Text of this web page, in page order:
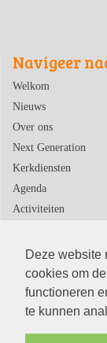
Deze website
cookies om
functioneren
te kunnen
Navigeer
Welkom
Nieuws
Over ons
Next Generation
Kerkdiensten
Agenda
Activiteiten